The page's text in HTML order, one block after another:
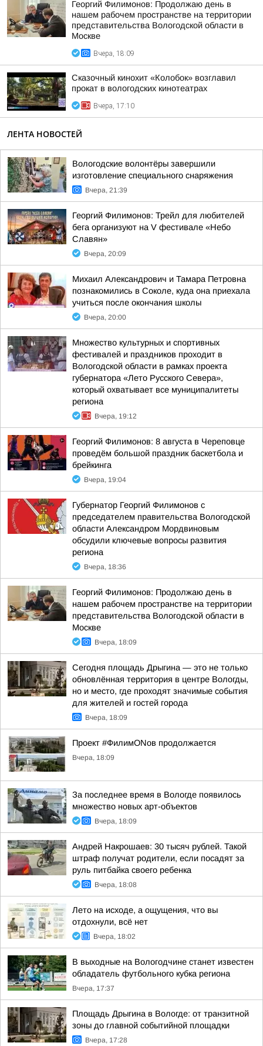
Георгий Филимонов: Продолжаю день в
нашем рабочем пространстве на территории
представительства Вологодской области в
Москве
Вчера, 18:09
Сказочный кинохит «Колобок» возглавил
прокат в вологодских кинотеатрах
Вчера, 17:10
ЛЕНТА НОВОСТЕЙ
Вологодские волонтёры завершили
изготовление специального снаряжения
Вчера, 21:39
Георгий Филимонов: Трейл для любителей
бега организуют на V фестивале «Небо
Славян»
Вчера, 20:09
Михаил Александрович и Тамара Петровна
познакомились в Соколе, куда она приехала
учиться после окончания школы
Вчера, 20:00
Множество культурных и спортивных
фестивалей и праздников проходит в
Вологодской области в рамках проекта
губернатора «Лето Русского Севера»,
который охватывает все муниципалитеты
региона
Вчера, 19:12
Георгий Филимонов: 8 августа в Череповце
проведём большой праздник баскетбола и
брейкинга
Вчера, 19:04
Губернатор Георгий Филимонов с
председателем правительства Вологодской
области Александром Мордвиновым
обсудили ключевые вопросы развития
региона
Вчера, 18:36
Георгий Филимонов: Продолжаю день в
нашем рабочем пространстве на территории
представительства Вологодской области в
Москве
Вчера, 18:09
Сегодня площадь Дрыгина — это не только
обновлённая территория в центре Вологды,
но и место, где проходят значимые события
для жителей и гостей города
Вчера, 18:09
Проект #ФилимONов продолжается
Вчера, 18:09
За последнее время в Вологде появилось
множество новых арт-объектов
Вчера, 18:09
Андрей Накрошаев: 30 тысяч рублей. Такой
штраф получат родители, если посадят за
руль питбайка своего ребенка
Вчера, 18:08
Лето на исходе, а ощущения, что вы
отдохнули, всё нет
Вчера, 18:02
В выходные на Вологодчине станет известен
обладатель футбольного кубка региона
Вчера, 17:37
Площадь Дрыгина в Вологде: от транзитной
зоны до главной событийной площадки
Вчера, 17:28